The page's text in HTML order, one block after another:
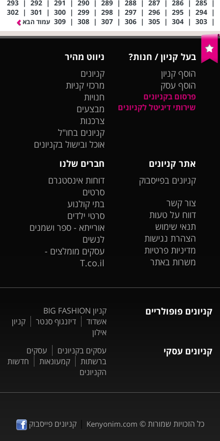
|
|
|
|
|
|
|
|
|
|
|
|
|
|
|
|
|
|
|
|
|
|
|
|
| עמוד הבא
בעל קניון / חנות?
הוסף קניון
הוסף עסק
פרסום בקניונים
שירותי דיגיטל לקניונים
ניווט מהיר
קניונים
מרכזי קניות
חנויות
מבצעים
צרכנות
קניונים בחו"ל
אוכל ובישול בקניונים
אתר קניונים
קניונים בפייסבוק
צור קשר
דווח על טעות
תנאי שימוש
הצהרת נגישות
מדיניות פרטיות
משרות באתר
חברים שלנו
דוחות אינסטגרם
סרטים
בתי קולנוע
סרטי ילדים
אורייתא - ספר ושמנים
לנשים
עסקים מומלצים -
T.co.il
קניונים פופולריים
קניון BIG FASHION
אשדוד
דיזנגוף סנטר
קניון
אילון
קניונים עסקי עסקים בקניונים
עסקים
ברשתות
קמעונאות
חדשות
הקניונים
כל הזכויות שמורות © Kenyonim.com
|קניונים פייסבוק